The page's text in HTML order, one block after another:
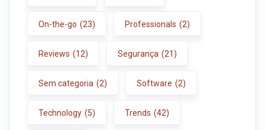
On-the-go (23) Professionals (2)
Reviews (12) Segurança (21)
Sem categoria (2) Software (2)
Technology (5) Trends (42)